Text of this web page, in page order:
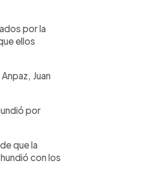
por la
ellos
Juan
por
que la
con los